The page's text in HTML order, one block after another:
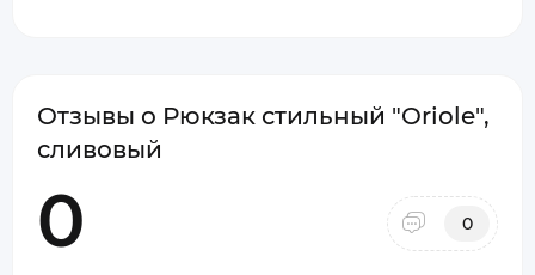
Отзывы о Рюкзак стильный "Oriole",
сливовый
0 0